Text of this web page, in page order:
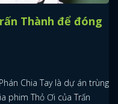
Thành để đóng
Chia Tay là dự án trùng
phim Thỏ Ơi của Trấn